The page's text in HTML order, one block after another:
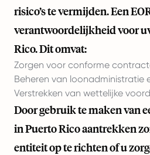
risico’s te vermijden. Een
verantwoordelijkheid voor
Rico. Dit omvat:
Zorgen voor conforme
Beheren van loonadministratie
Verstrekken van wettelijke
Door gebruik te maken van
in Puerto Rico aantrekken
entiteit op te richten of u